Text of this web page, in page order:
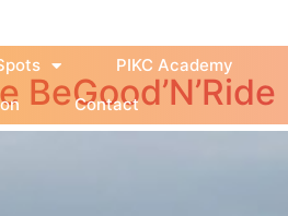
PIKC Academy
Contact